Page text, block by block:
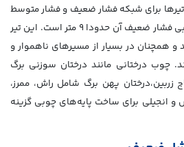
تیرها برای شبکه فشار ضعیف و فشار متوسط
کاربرد دارند و نوع تیر برق چوبی فشار ضعیف آن حدودا ۹ متر است. این تیر
همچنان در بسیار از مسیرهای ناهموار و
چوب درختانی مانند درختان سوزنی برگ
زربین،درختان پهن برگ شامل راش، ممرز،
و انجیلی برای ساخت پایه‌های چوبی گزینه